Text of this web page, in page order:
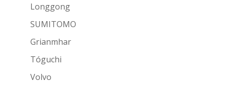
Longgong
SUMITOMO
Grianmhar
Tóguchi
Volvo